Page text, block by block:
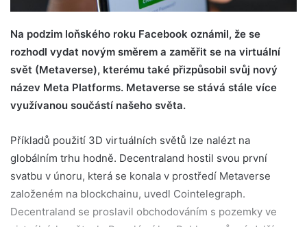
Na podzim loňského roku Facebook oznámil, že se
rozhodl vydat novým směrem a zaměřit se na virtuální
svět (Metaverse), kterému také přizpůsobil svůj nový
název Meta Platforms. Metaverse se stává stále více
využívanou součástí našeho světa.
Příkladů použití 3D virtuálních světů lze nalézt na
globálním trhu hodně. Decentraland hostil svou první
svatbu v únoru, která se konala v prostředí Metaverse
založeném na blockchainu, uvedl Cointelegraph.
Decentraland se proslavil obchodováním s pozemky ve